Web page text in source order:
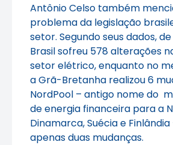
Antônio Celso também
problema da legislação
setor. Segundo seus dados, de
Brasil sofreu 578 alterações
setor elétrico, enquanto no
a Grã-Bretanha realizou 6
NordPool – antigo nome do
de energia financeira para a
Dinamarca, Suécia e
apenas duas mudanças.